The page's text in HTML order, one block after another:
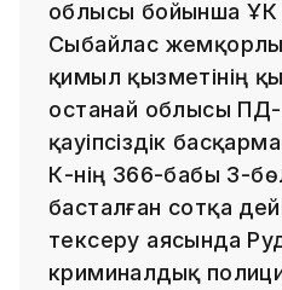
облысы бойынша ҰҚК
Сыбайлас
қимыл қызметінің
Қостанай облысы ПД-
қауіпсіздік
ҚК-нің 366-бабы 3-
басталған сотқа
тексеру аясында
криминалдық